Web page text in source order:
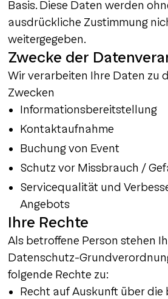
Basis. Diese Daten werden
ausdrückliche Zustimmung
weitergegeben.
Zwecke der
Wir verarbeiten Ihre Daten zu
Zwecken
Informationsbereitstellung
Kontaktaufnahme
Buchung von Event
Schutz vor Missbrauch /
Servicequalität und
Angebots
Ihre Rechte
Als betroffene Person stehen
Datenschutz-
folgende Rechte zu:
Recht auf Auskunft über die